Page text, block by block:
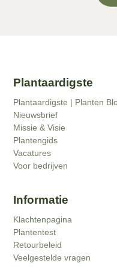
Plantaardigste
Plantaardigste | Planten
Nieuwsbrief
Missie & Visie
Plantengids
Vacatures
Voor bedrijven
Informatie
Klachtenpagina
Plantentest
Retourbeleid
Veelgestelde vragen